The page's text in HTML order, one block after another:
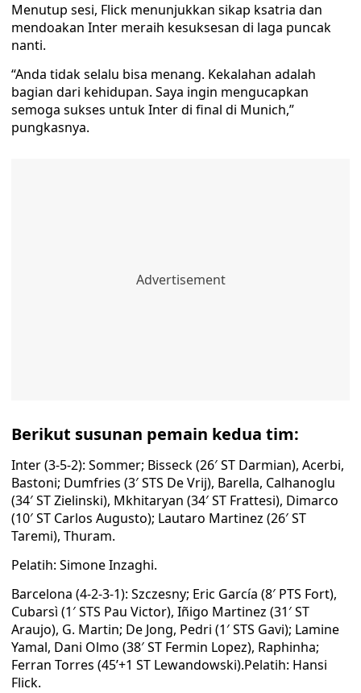
Menutup sesi, Flick menunjukkan sikap ksatria dan
mendoakan Inter meraih kesuksesan di laga puncak
nanti.
“Anda tidak selalu bisa menang. Kekalahan adalah
bagian dari kehidupan. Saya ingin mengucapkan
semoga sukses untuk Inter di final di Munich,”
pungkasnya.
Berikut susunan pemain kedua tim:
Inter (3-5-2): Sommer; Bisseck (26′ ST Darmian), Acerbi,
Bastoni; Dumfries (3′ STS De Vrij), Barella, Calhanoglu
(34′ ST Zielinski), Mkhitaryan (34′ ST Frattesi), Dimarco
(10′ ST Carlos Augusto); Lautaro Martinez (26′ ST
Taremi), Thuram.
Pelatih: Simone Inzaghi.
Barcelona (4-2-3-1): Szczesny; Eric García (8′ PTS Fort),
Cubarsì (1′ STS Pau Victor), Iñigo Martinez (31′ ST
Araujo), G. Martin; De Jong, Pedri (1′ STS Gavi); Lamine
Yamal, Dani Olmo (38′ ST Fermin Lopez), Raphinha;
Ferran Torres (45’+1 ST Lewandowski).Pelatih: Hansi
Flick.